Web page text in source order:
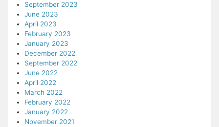
September 2023
June 2023
April 2023
February 2023
January 2023
December 2022
September 2022
June 2022
April 2022
March 2022
February 2022
January 2022
November 2021